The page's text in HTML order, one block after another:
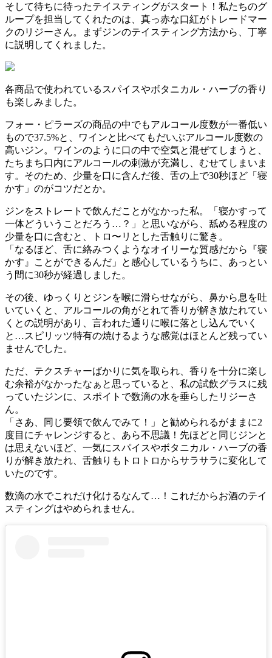
そして待ちに待ったテイスティングがスタート！私たちのグ
ループを担当してくれたのは、真っ赤な口紅がトレードマー
クのリジーさん。まずジンのテイスティング方法から、丁寧
に説明してくれました。
各商品で使われているスパイスやボタニカル・ハーブの香り
も楽しみました。
フォー・ピラーズの商品の中でもアルコール度数が一番低い
もので37.5%と、ワインと比べてもだいぶアルコール度数の
高いジン。ワインのように口の中で空気と混ぜてしまうと、
たちまち口内にアルコールの刺激が充満し、むせてしまいま
す。そのため、少量を口に含んだ後、舌の上で30秒ほど「寝
かす」のがコツだとか。
ジンをストレートで飲んだことがなかった私。「寝かすって
一体どういうことだろう…？」と思いながら、舐める程度の
少量を口に含むと、トロ〜リとした舌触りに驚き。
「なるほど、舌に絡みつくようなオイリーな質感だから『寝
かす』ことができるんだ」と感心しているうちに、あっとい
う間に30秒が経過しました。
その後、ゆっくりとジンを喉に滑らせながら、鼻から息を吐
いていくと、アルコールの角がとれて香りが解き放たれてい
くとの説明があり、言われた通りに喉に落とし込んでいく
と…スピリッツ特有の焼けるような感覚はほとんど残ってい
ませんでした。
ただ、テクスチャーばかりに気を取られ、香りを十分に楽し
む余裕がなかったなぁと思っていると、私の試飲グラスに残
っていたジンに、スポイトで数滴の水を垂らしたリジーさ
ん。
「さあ、同じ要領で飲んでみて！」と勧められるがままに2
度目にチャレンジすると、あら不思議！先ほどと同じジンと
は思えないほど、一気にスパイスやボタニカル・ハーブの香
りが解き放たれ、舌触りもトロトロからサラサラに変化して
いたのです。
数滴の水でこれだけ化けるなんて…！これだからお酒のテイ
スティングはやめられません。